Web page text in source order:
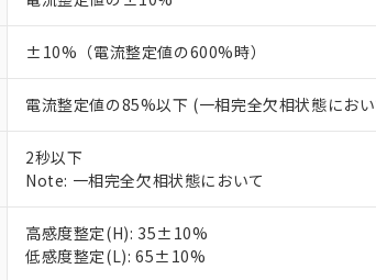
±10%（電流整定値の600%時）
電流整定値の85%以下 (一相完全欠相状態にお
2秒以下
Note: 一相完全欠相状態において
高感度整定(H): 35±10%
低感度整定(L): 65±10%
当社販売員にご相談ください。
オムロン制御機器販売店や当社販売拠点は「
在庫状況および標準価格結果を当社の事前の
す。
マイパーツ機能（部品リスト作成サービス
ている必要があります。
が、当社の製品・サービスに関するお客様
さい。
※当社の共同利用者とは、
※2 対応予定月
部品在庫の切り替え状況などにより、予定月が前後
※3 非含有証明書ダウンロード
下記の非含有証明書をダウンロードすることができ
DBP(フタル酸ジブチル) : 1000ppm、 DIBP(フタル酸ジイソブ
DEHP(フタル酸ビス(2-エチルヘキシル)) : 1000ppm
※2 環境保護使用期限
「ｅ」：有害物質（10物質）のすべてが基準値以
「10」：通常の使用状況下において有害物質が
味します。
「－」：未確認です。当社販売部門へお問い合わ
置等に一切使用いたしません。
当社は、貴社製品を第三者に販売する場合
また当社は、販売先および販売に係わる関係
たしません。
○ 一定数以上の在庫あり
△ 一定数には満たないが在庫あり
－
在庫なし(最新の在庫状況については、
機器販売店・当社販売員にご確認くださ
空
白
受注生産機種、また在庫状況の情報を公